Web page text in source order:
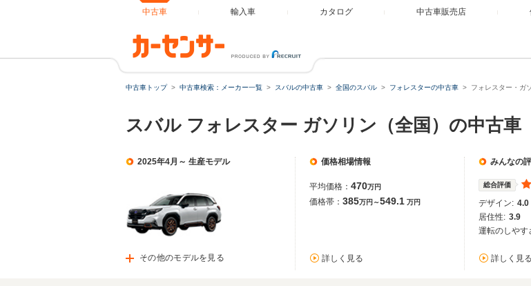
中古車 輸入車 カタログ 中古車販売店
中古車トップ 中古車検索：メーカー一覧 スバルの中古車 全国のスバル フォレスターの中古車 フォレスター・ガ
スバル フォレスター ガソリン（全国）の中古車
2025年4月～ 生産モデル
その他のモデルを見る
価格相場情報
平均価格： 470万円
価格帯： 385万円～549.1 万円
詳しく見る
みんなの
総合評価
デザイン: 4.0
居住性: 3.9
運転のしやす
詳しく見る